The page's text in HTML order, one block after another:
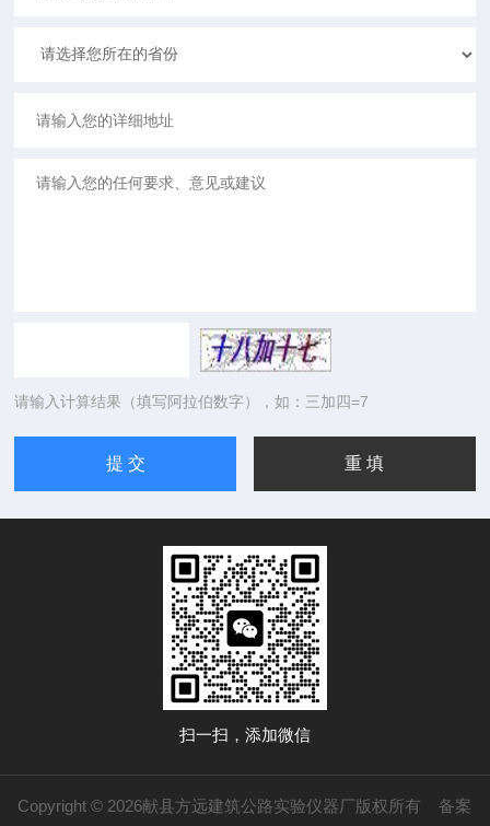
请输入计算结果（填写阿拉伯数字），如：三加四=7
扫一扫，添加微信
Copyright © 2026献县方远建筑公路实验仪器厂版权所有 备案